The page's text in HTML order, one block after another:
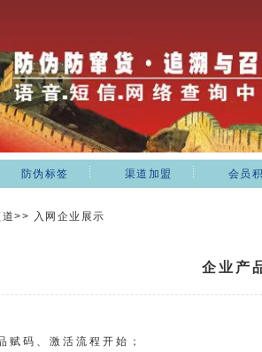
防伪标签 渠道加盟 会员
>> 入网企业展示
企业产
赋码、激活流程开始；